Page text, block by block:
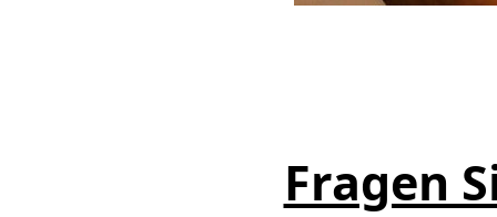
Fragen